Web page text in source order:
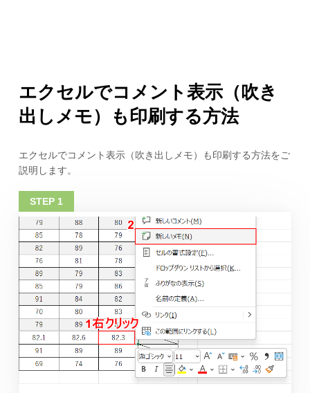
エクセルでコメント表示（吹き
出しメモ）も印刷する方法
エクセルでコメント表示（吹き出しメモ）も印刷する方法をご
説明します。